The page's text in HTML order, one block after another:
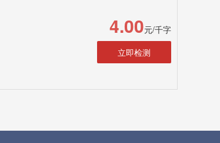
4.00元/千字
立即检测